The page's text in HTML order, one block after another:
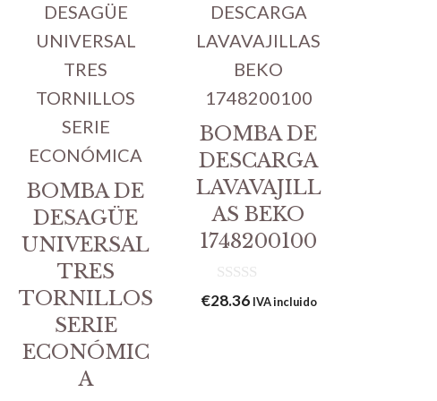
BOMBA DE
DESAGÜE
UNIVERSAL
TRES
TORNILLOS
SERIE
ECONÓMIC
A
BOMBA DE
DESCARGA
LAVAVAJILL
AS BEKO
1748200100
0
d
€28.36 IVA incluido